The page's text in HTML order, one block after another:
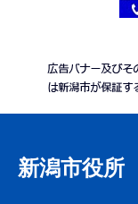
新潟市役所